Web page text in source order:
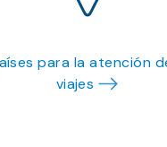
para la atención
viajes